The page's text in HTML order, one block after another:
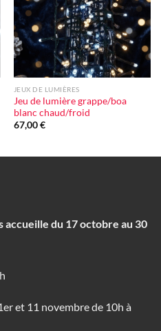
JEUX DE LUMIÈRES
Jeu de lumière grappe/boa
blanc chaud/froid
67,00€
accueille du 17 octobre au 30
et 11 novembre de 10h à